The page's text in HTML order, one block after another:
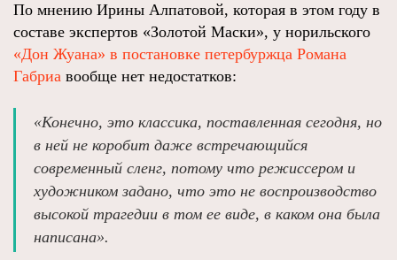
По мнению Ирины Алпатовой, которая в этом году в
составе экспертов «Золотой Маски», у норильского
«Дон Жуана» в постановке петербуржца Романа
Габриа вообще нет недостатков:
«Конечно, это классика, поставленная сегодня, но
в ней не коробит даже встречающийся
современный сленг, потому что режиссером и
художником задано, что это не воспроизводство
высокой трагедии в том ее виде, в каком она была
написана».